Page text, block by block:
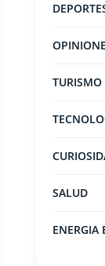
TURISMO
SALUD
ENERGIA